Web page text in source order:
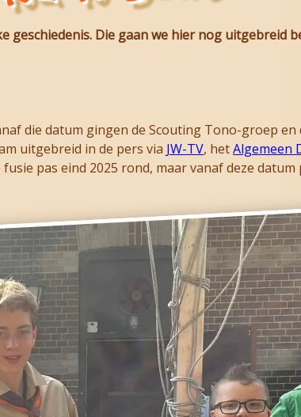
geschiedenis. Die gaan we hier nog uitgebreid
die datum gingen de Scouting Tono-groep en
uitgebreid in de pers via JW-TV, hetAlgemeen
fusie pas eind 2025 rond, maar vanaf deze